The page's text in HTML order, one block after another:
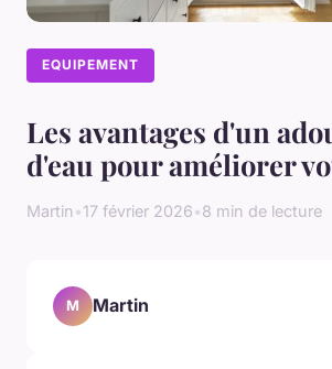
EQUIPEMENT
Les avantages d'un
d'eau pour améliorer
Martin•17 février 2026•8 min de lecture
M Martin